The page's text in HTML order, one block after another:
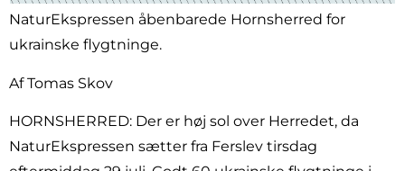
NaturEkspressen åbenbarede Hornsherred for
ukrainske flygtninge.
Af Tomas Skov
HORNSHERRED: Der er høj sol over Herredet, da
NaturEkspressen sætter fra Ferslev tirsdag